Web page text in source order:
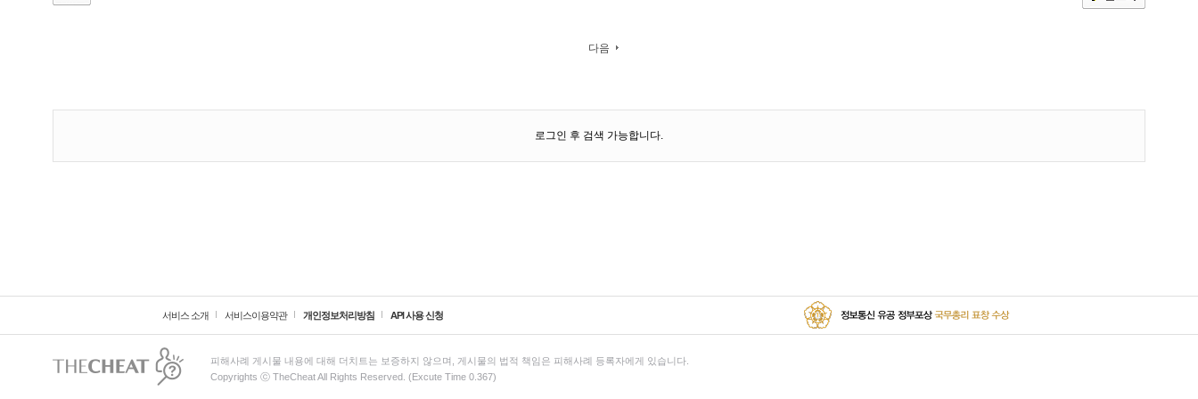
다음
로그인 후 검색 가능합니다.
서비스 소개 서비스이용약관 개인정보처리방침 API 사용 신청
피해사례 게시물 내용에 대해 더치트는 보증하지 않으며, 게시물의 법적 책임은 피해사례 등록자에게 있습니다.
Copyrights ⓒ TheCheat All Rights Reserved. (Excute Time 0.367)